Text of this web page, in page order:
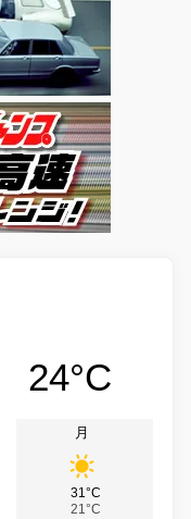
24°C
月
31°C
21°C